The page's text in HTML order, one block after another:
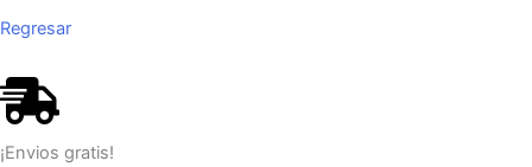
Regresar
¡Envios gratis!